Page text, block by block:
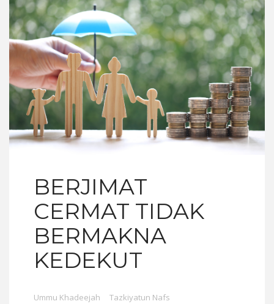
BERJIMAT
CERMAT TIDAK
BERMAKNA
KEDEKUT
Ummu Khadeejah
Tazkiyatun Nafs